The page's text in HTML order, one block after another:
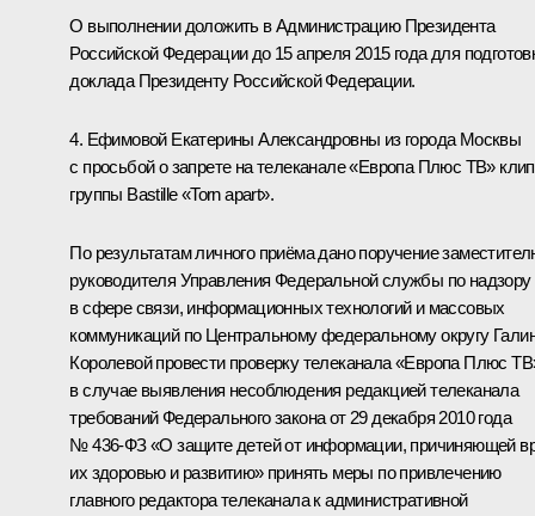
О выполнении доложить в Администрацию Президента
Российской Федерации до 15 апреля 2015 года для
доклада Президенту Российской Федерации.
4. Ефимовой Екатерины Александровны из города Москвы
с просьбой о запрете на телеканале «Европа Плюс ТВ»
группы Bastille «Torn apart».
По результатам личного приёма дано поручение
руководителя Управления Федеральной службы по надзору
в сфере связи, информационных технологий и массовых
коммуникаций по Центральному федеральному округу
Королевой провести проверку телеканала «Европа Плюс
в случае выявления несоблюдения редакцией телеканала
требований Федерального закона от 29 декабря 2010 года
№ 436-ФЗ «О защите детей от информации, причиняющей
их здоровью и развитию» принять меры по привлечению
главного редактора телеканала к административной